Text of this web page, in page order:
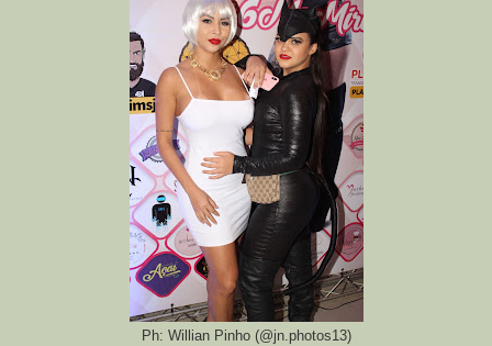
Ph: Willian Pinho (@jn.photos13)